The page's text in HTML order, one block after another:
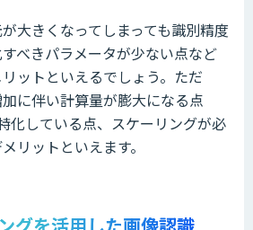
大きくなってしまっても識別精度
べきパラメータが少ない点など
ットといえるでしょう。ただ
に伴い計算量が膨大になる点
化している点、スケーリングが必
リットといえます。